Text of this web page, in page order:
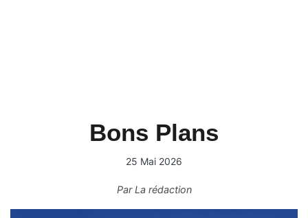
Bons Plans
25 Mai 2026
ParLa rédaction